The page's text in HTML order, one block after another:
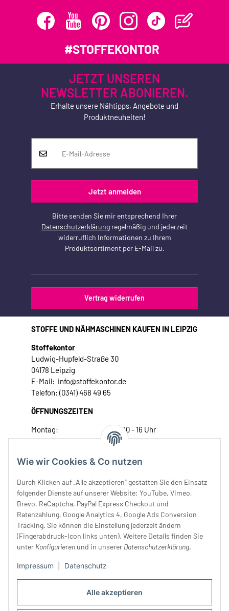
Alle akzeptieren
Wie wir Cookies & Co nutzen
Durch Klicken auf „Alle akzeptieren“ gestatten Sie den Einsatz
folgender Dienste auf unserer Website: YouTube, Vimeo,
Brevo, ReCaptcha, PayPal Express Checkout und
Ratenzahlung, Google Analytics 4, Google Ads Conversion
Tracking. Sie können die Einstellung jederzeit ändern
(Fingerabdruck-Icon links unten). Weitere Details finden Sie
unter Konfigurieren und in unserer Datenschutzerklärung.
Impressum Datenschutz
#STOFFEKONTOR
JETZT UNSEREN
NEWSLETTER ABONIEREN.
Erhalte unsere Nähtipps, Angebote und
Produktneuheiten!
Jetzt anmelden
Bitte senden Sie mir entsprechend Ihrer
Datenschutzerklärung regelmäßig und jederzeit
widerruflich Informationen zu Ihrem
Produktsortiment per E-Mail zu.
Vertrag widerrufen
STOFFE UND NÄHMASCHINEN KAUFEN IN LEIPZIG
Stoffekontor
Ludwig-Hupfeld-Straße 30
04178 Leipzig
E-Mail: info@stoffekontor.de
Telefon: (0341) 468 49 65
ÖFFNUNGSZEITEN
Montag:
10 - 16 Uhr
Dienstag:
10 - 16 Uhr
Donnerstag:
10 - 18 Uhr
Samstag:
10 - 14 Uhr
Unser Service
Rechtliches